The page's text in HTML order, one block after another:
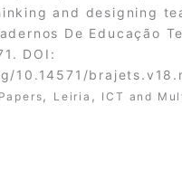
and designing
De Educação
DOI:
10.14571/
, Leiria , ICT and